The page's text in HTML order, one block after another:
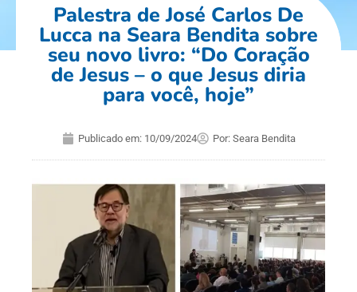
Palestra de José Carlos De
Lucca na Seara Bendita sobre
seu novo livro: “Do Coração
de Jesus – o que Jesus diria
para você, hoje”
Publicado em: 10/09/2024 Por: Seara Bendita